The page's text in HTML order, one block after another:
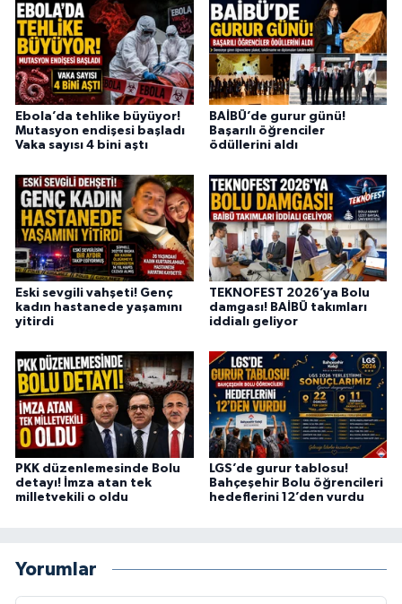
Ebola’da tehlike büyüyor!
Mutasyon endişesi başladı
Vaka sayısı 4 bini aştı
BAİBÜ’de gurur günü!
Başarılı öğrenciler
ödüllerini aldı
Eski sevgili vahşeti! Genç
kadın hastanede yaşamını
yitirdi
TEKNOFEST 2026’ya Bolu
damgası! BAİBÜ takımları
iddialı geliyor
PKK düzenlemesinde Bolu
detayı! İmza atan tek
milletvekili o oldu
LGS’de gurur tablosu!
Bahçeşehir Bolu öğrencileri
hedeflerini 12’den vurdu
Yorumlar